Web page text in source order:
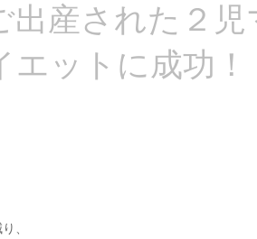
出産された２
エットに成功！
、